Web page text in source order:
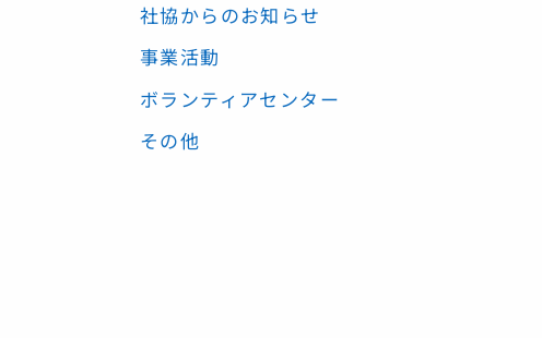
社協からのお知らせ
事業活動
ボランティアセンター
その他